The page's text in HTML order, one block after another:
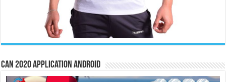
CAN 2020 Application Android